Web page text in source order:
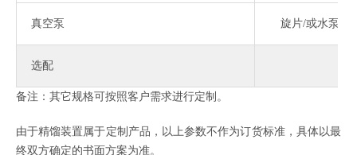
真空泵 旋片/或水泵
选配
备注：其它规格可按照客户需求进行定制。
由于精馏装置属于定制产品，以上参数不作为订货标准，具体以最
终双方确定的书面方案为准。